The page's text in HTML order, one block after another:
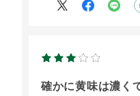
確かに黄味は濃く